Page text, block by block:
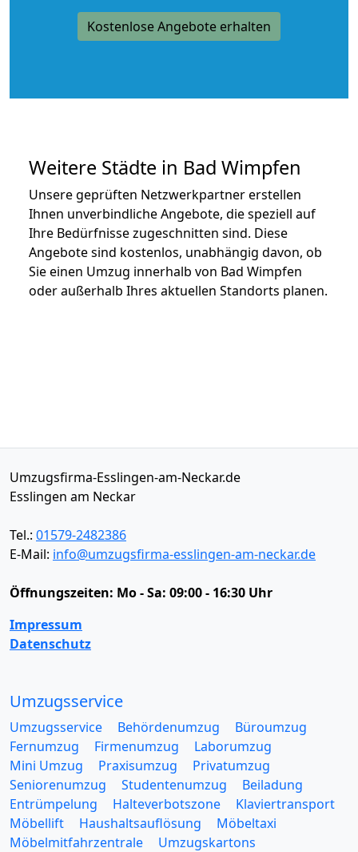
Kostenlose Angebote erhalten
Weitere Städte in Bad Wimpfen
Unsere geprüften Netzwerkpartner erstellen
Ihnen unverbindliche Angebote, die speziell auf
Ihre Bedürfnisse zugeschnitten sind. Diese
Angebote sind kostenlos, unabhängig davon, ob
Sie einen Umzug innerhalb von Bad Wimpfen
oder außerhalb Ihres aktuellen Standorts planen.
Umzugsfirma-Esslingen-am-Neckar.de
Esslingen am Neckar
Tel.: 01579-2482386
E-Mail: info@umzugsfirma-esslingen-am-neckar.de
Öffnungszeiten: Mo - Sa: 09:00 - 16:30 Uhr
Impressum
Datenschutz
Umzugsservice
Umzugsservice Behördenumzug
Büroumzug
Fernumzug
Firmenumzug
Laborumzug
Mini Umzug
Praxisumzug
Privatumzug
Seniorenumzug
Studentenumzug
Beiladung
Entrümpelung
Halteverbotszone
Klaviertransport
Möbellift
Haushaltsauflösung
Möbeltaxi
Möbelmitfahrzentrale
Umzugskartons